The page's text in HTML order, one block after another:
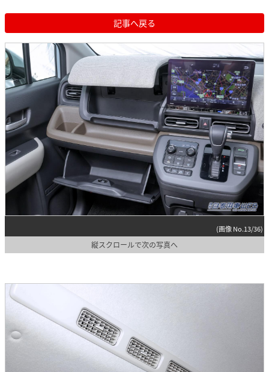
記事へ戻る
(画像 No.13/36)
縦スクロールで次の写真へ